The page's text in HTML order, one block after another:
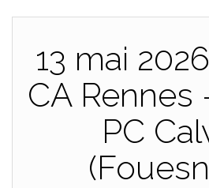
13 mai
CA Rennes
PC